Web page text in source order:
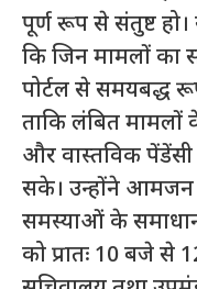
पूर्ण रूप से संतुष्ट हो।
कि जिन मामलों का
पोर्टल से समयबद्ध
ताकि लंबित मामलों
और वास्तविक पेंडेंसी
सके। उन्होंने आमजन
समस्याओं के
को प्रातः 10 बजे से